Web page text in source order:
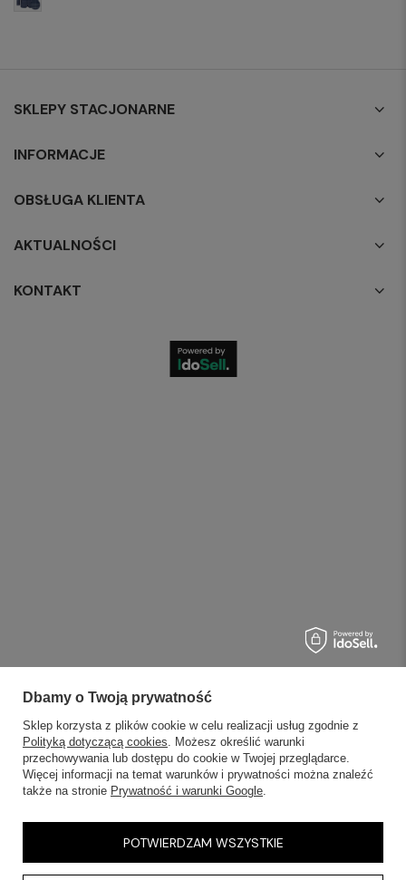
SKLEPY STACJONARNE
INFORMACJE
OBSŁUGA KLIENTA
AKTUALNOŚCI
KONTAKT
Dbamy o Twoją prywatność
Sklep korzysta z plików cookie w celu realizacji usług zgodnie z
Polityką dotyczącą cookies. Możesz określić warunki
przechowywania lub dostępu do cookie w Twojej przeglądarce.
Więcej informacji na temat warunków i prywatności można znaleźć
także na stronie Prywatność i warunki Google.
POTWIERDZAM WSZYSTKIE